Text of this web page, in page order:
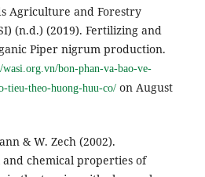
Agriculture and Forestry
(n.d.) (2019). Fertilizing and
Piper nigrum production.
wasi.org.vn/bon-phan-va-bao-ve-
tieu-theo-huong-huu-co/on August
& W. Zech (2002).
chemical properties of